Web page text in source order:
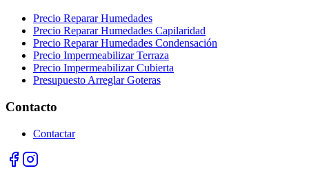
Precio Reparar Humedades
Precio Reparar Humedades Capilaridad
Precio Reparar Humedades Condensación
Precio Impermeabilizar Terraza
Precio Impermeabilizar Cubierta
Presupuesto Arreglar Goteras
Contacto
Contactar